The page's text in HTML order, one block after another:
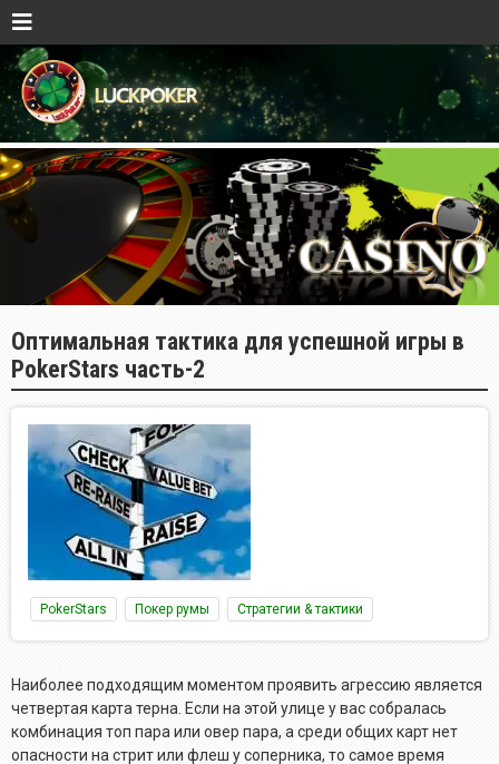
Оптимальная тактика для успешной игры в
PokerStars часть-2
PokerStars Покер румы Стратегии & тактики
Наиболее подходящим моментом проявить агрессию является
четвертая карта терна. Если на этой улице у вас собралась
комбинация топ пара или овер пара, а среди общих карт нет
опасности на стрит или флеш у соперника, то самое время